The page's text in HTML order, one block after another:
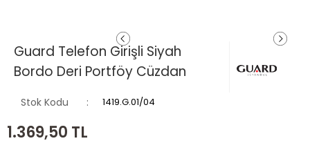
Guard Telefon Girişli Siyah
Bordo Deri Portföy Cüzdan
Stok Kodu 1419.G.01/04
1.369,50 TL